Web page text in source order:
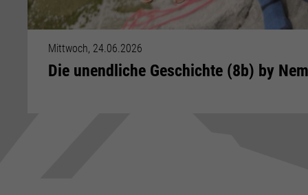
Mittwoch, 24.06.2026
Die unendliche Geschichte (8b) by